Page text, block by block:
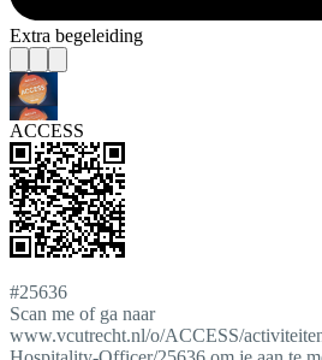
Extra begeleiding
ACCESS
#25636
Scan me of ga naar
www.vcutrecht.nl/o/ACCESS/